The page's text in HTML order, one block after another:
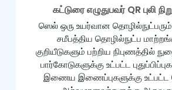
கட்டுரை எழுதுபவர் QR புலி
ஸெல் ஒரு உயர்வான தொழில்நுட்பரும்
சமீபத்திய தொழில்நுட்ப
குறியீடுகளும் பற்றிய நிபுணத்தில்
பார்கோடுகளுக்கு உட்பட்ட
இணைய இணைப்புகளுக்கு உட்பட்ட